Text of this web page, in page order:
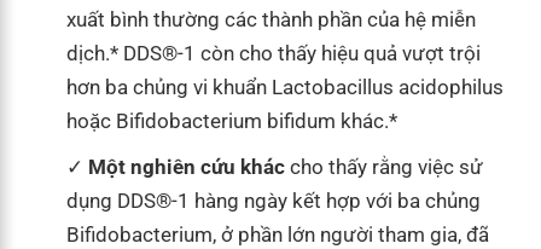
xuất bình thường các thành phần của hệ miễn
dịch.* DDS®-1 còn cho thấy hiệu quả vượt trội
hơn ba chủng vi khuẩn Lactobacillus acidophilus
hoặc Bifidobacterium bifidum khác.*
Một nghiên cứu khác cho thấy rằng việc sử
dụng DDS®-1 hàng ngày kết hợp với ba chủng
Bifidobacterium, ở phần lớn người tham gia, đã